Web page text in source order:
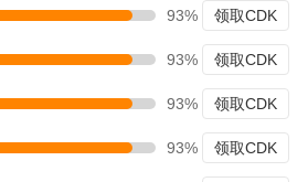
93% 领取CDK
93% 领取CDK
93% 领取CDK
93% 领取CDK